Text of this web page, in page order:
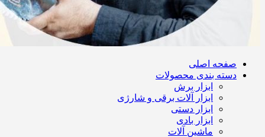
صفحه اصلی
دسته بندی محصولات
ابزار برش
ابزار آلات برقی و شارژی
ابزار دستی
ابزار بادی
ماشین آلات